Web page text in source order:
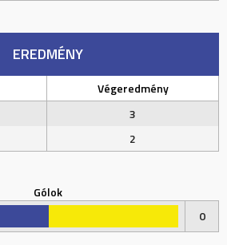
EREDMÉNY
Végeredmény
3
2
Gólok
0